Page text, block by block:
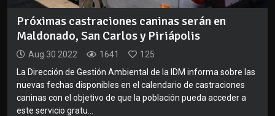
Próximas castraciones caninas serán en
Maldonado, San Carlos y Piriápolis
Aug 30 2022 1641
125
La Dirección de Gestión Ambiental de la IDM informa sobre las
nuevas fechas disponibles en el calendario de castraciones
caninas con el objetivo de que la población pueda acceder a
este servicio gratu...